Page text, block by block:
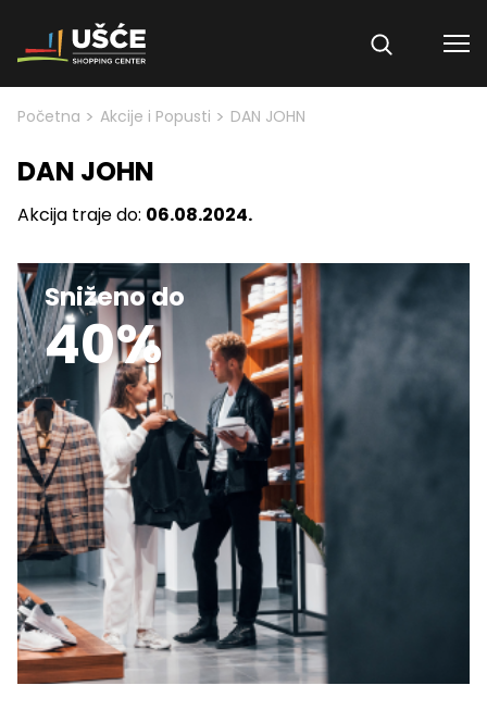
Skip to content
Početna > Akcije i Popusti > DAN JOHN
DAN JOHN
Akcija traje do: 06.08.2024.
Sniženo do
40%